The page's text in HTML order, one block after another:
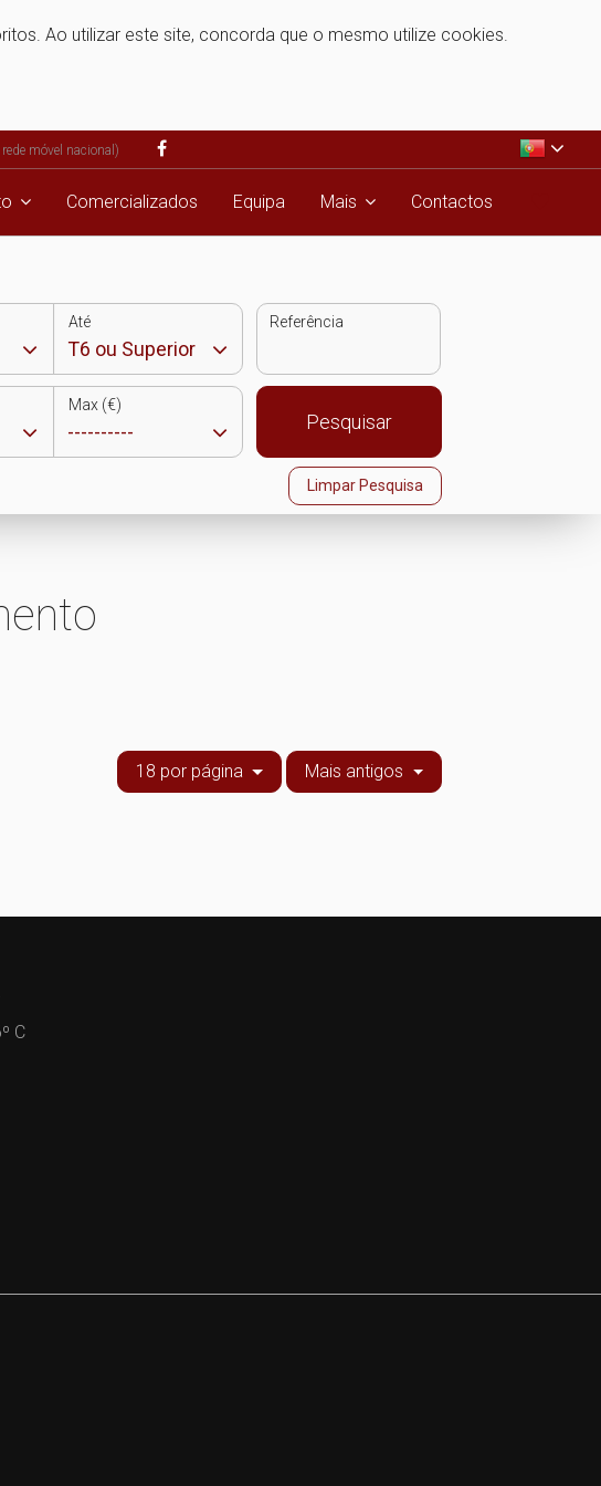
Ao utilizar este site, concorda que o mesmo utilize cookies.
móvel nacional)
Comercializados Equipa Mais Contactos
Até Referência
Max (€)
Pesquisar
Limpar Pesquisa
18 por página Mais antigos
C